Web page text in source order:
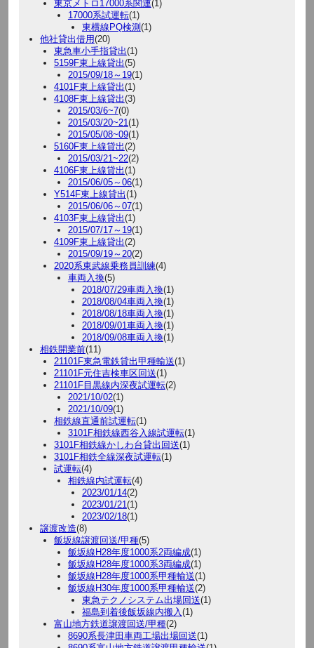
東京メトロ17000系関連(1)
17000系試運転(1)
東横線PQ検測 (1)
他社貸出借用(20)
東急車小手指貸出(1)
5159F東上線貸出(5)
2015/09/18～19(1)
4101F東上線貸出(1)
4108F東上線貸出(3)
2015/03/6~7(0)
2015/03/20~21(1)
2015/05/08~09(1)
5160F東上線貸出(2)
2015/03/21~22(2)
4106F東上線貸出(1)
2015/06/05～06(1)
Y514F東上線貸出(1)
2015/06/06～07(1)
4103F東上線貸出(1)
2015/07/17～19(1)
4109F東上線貸出(2)
2015/09/19～20(2)
2020系東武線乗務員訓練(4)
車両入換(5)
2018/07/29車両入換(1)
2018/08/04車両入換(1)
2018/08/18車両入換(1)
2018/09/01車両入換(1)
2018/09/08車両入換(1)
相鉄開業前(11)
21101F東急電鉄貸出甲種輸送(1)
21101F元住吉検車区回送(1)
21101F目黒線内深夜試運転(2)
2021/10/02(1)
2021/10/09(1)
相鉄線直通前試運転(1)
3101F相鉄線西谷入線試運転(1)
3101F相鉄線かしわ台貸出回送(1)
3101F相鉄全線深夜試運転(1)
試運転(4)
相鉄線内試運転(4)
2023/01/14(2)
2023/01/21(1)
2023/02/18(1)
譲渡改造(8)
飯坂線譲渡回送/甲種(5)
飯坂線H28年度1000系2両編成(1)
飯坂線H28年度1000系3両編成(1)
飯坂線H28年度1000系甲種輸送(1)
飯坂線H30年度1000系甲種輸送(2)
東急テクノシステム出場回送(1)
福島到着後飯坂線内搬入(1)
富山地方鉄道譲渡回送/甲種(2)
8690系長津田車両工場出場回送(1)